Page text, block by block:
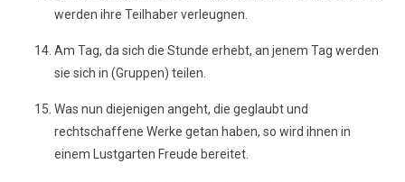
werden ihre Teilhaber verleugnen.
Am Tag, da sich die Stunde erhebt, an jenem Tag werden
sie sich in (Gruppen) teilen.
Was nun diejenigen angeht, die geglaubt und
rechtschaffene Werke getan haben, so wird ihnen in
einem Lustgarten Freude bereitet.